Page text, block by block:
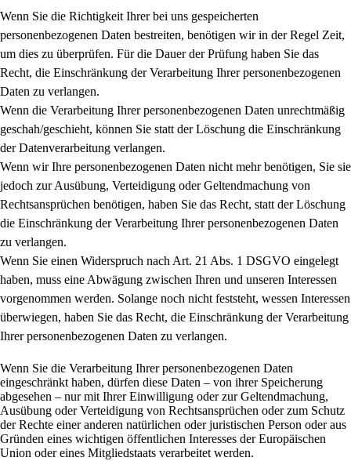
Wenn Sie die Richtigkeit Ihrer bei uns gespeicherten
personenbezogenen Daten bestreiten, benötigen wir in der Regel Zeit,
um dies zu überprüfen. Für die Dauer der Prüfung haben Sie das
Recht, die Einschränkung der Verarbeitung Ihrer personenbezogenen
Daten zu verlangen.
Wenn die Verarbeitung Ihrer personenbezogenen Daten unrechtmäßig
geschah/geschieht, können Sie statt der Löschung die Einschränkung
der Datenverarbeitung verlangen.
Wenn wir Ihre personenbezogenen Daten nicht mehr benötigen, Sie sie
jedoch zur Ausübung, Verteidigung oder Geltendmachung von
Rechtsansprüchen benötigen, haben Sie das Recht, statt der Löschung
die Einschränkung der Verarbeitung Ihrer personenbezogenen Daten
zu verlangen.
Wenn Sie einen Widerspruch nach Art. 21 Abs. 1 DSGVO eingelegt
haben, muss eine Abwägung zwischen Ihren und unseren Interessen
vorgenommen werden. Solange noch nicht feststeht, wessen Interessen
überwiegen, haben Sie das Recht, die Einschränkung der Verarbeitung
Ihrer personenbezogenen Daten zu verlangen.
Wenn Sie die Verarbeitung Ihrer personenbezogenen Daten
eingeschränkt haben, dürfen diese Daten – von ihrer Speicherung
abgesehen – nur mit Ihrer Einwilligung oder zur Geltendmachung,
Ausübung oder Verteidigung von Rechtsansprüchen oder zum Schutz
der Rechte einer anderen natürlichen oder juristischen Person oder aus
Gründen eines wichtigen öffentlichen Interesses der Europäischen
Union oder eines Mitgliedstaats verarbeitet werden.